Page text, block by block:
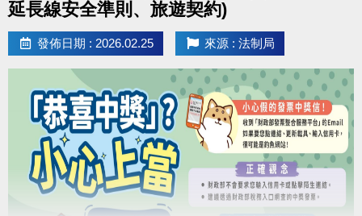
分組排名
亞軍：[船井] 酸痛按摩機尊爵款
季軍：[快樂夥伴] 亞瑟士慢跑鞋 GT-1000
綜合排名[加碼獎] 總冠軍 1 名：[火星計畫] 火神無線
吹風機
參賽優惠
於競賽期間內，參賽者出示本活動之月卡，即可享有
簡訊驗證碼予店員進行驗證，完成消費抵用後，無法
3.如折抵不足，僅受理現金補差額 。
> 運動幣可全額或部分折抵
> 運動幣民眾使用說明 https://reurl.cc/npVxrn
※新北幣與運動幣限擇一使用，
僅供現場臨櫃消費使
用，皆不可退費。
延長線安全準則、旅遊契約)
發佈日期 : 2026.02.25 來源 : 法制局